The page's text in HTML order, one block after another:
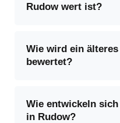
Rudow wert ist?
Wie wird ein
bewertet?
Wie entwickeln
in Rudow?